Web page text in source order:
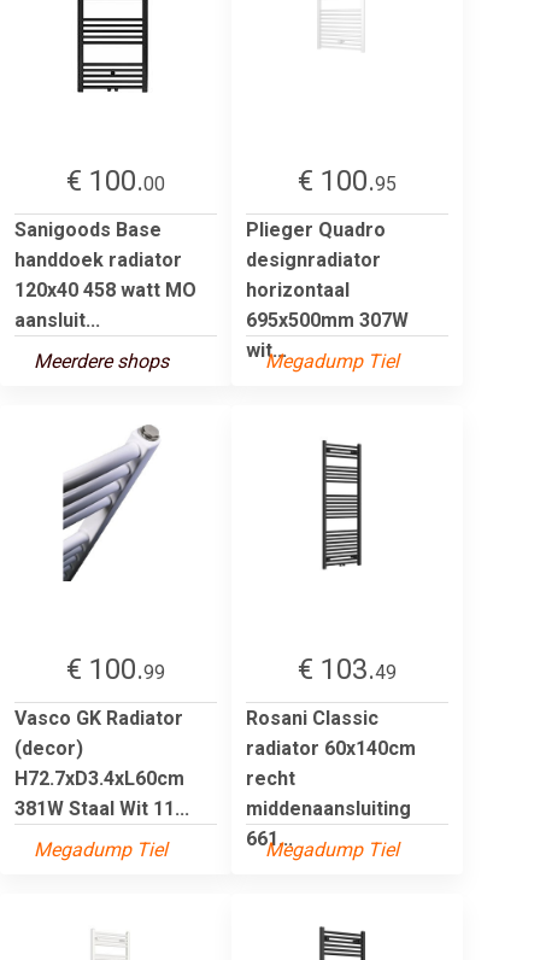
€ 100.00
Sanigoods Base
handdoek radiator
120x40 458 watt MO
aansluit...
Meerdere shops
€ 100.95
Plieger Quadro
designradiator
horizontaal
695x500mm 307W
wit...Megadump Tiel
€ 100.99
Vasco GK Radiator
(decor)
H72.7xD3.4xL60cm
381W Staal Wit 11...
Megadump Tiel
€ 103.49
Rosani Classic
radiator 60x140cm
recht
middenaansluiting
661...
Megadump Tiel